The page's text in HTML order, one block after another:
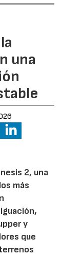
una
2, una
más
y
que